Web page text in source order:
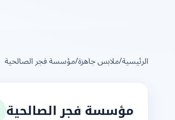
الرئيسية/ملابس جاهزة/مؤسسة فجر الصالحية
مؤسسة فجر الصالحية